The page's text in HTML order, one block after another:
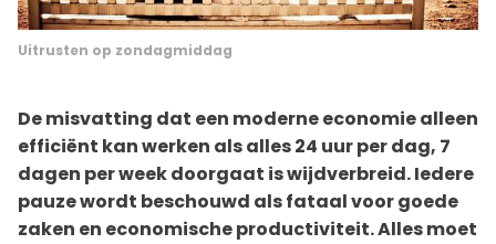
Uitrusten op zondagmiddag
De misvatting dat een moderne economie alleen
efficiënt kan werken als alles 24 uur per dag, 7
dagen per week doorgaat is wijdverbreid. Iedere
pauze wordt beschouwd als fataal voor goede
zaken en economische productiviteit. Alles moet